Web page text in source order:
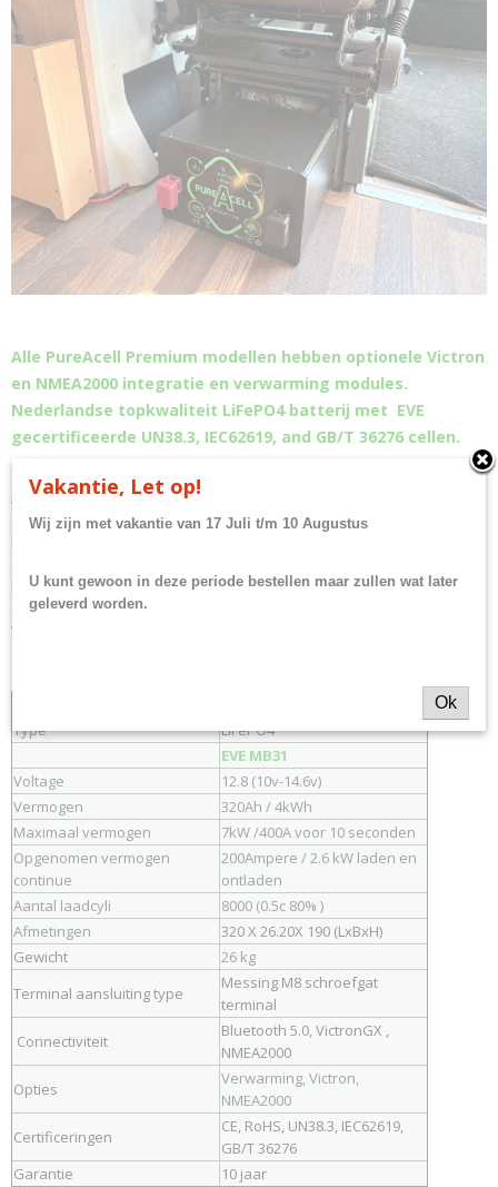
Alle PureAcell Premium modellen hebben optionele Victron
en NMEA2000 integratie en verwarming modules.
Nederlandse topkwaliteit LiFePO4 batterij met EVE
gecertificeerde UN38.3, IEC62619, and GB/T 36276 cellen.
Alle pureAcell packs hebben een uniek druksysteem waardoor de
cellen onder een niet starre druk opereren waarmee we een langere
kunnen worden tijdens vorst.Met de Smart-BMS app of Victron GX
connectie kunt u de gehele toestand van uw pack monitoren. De
Victron communicatie wordt volledig ondersteund dus ook DVCC
Type
LiFePO4
EVE MB31
Voltage
12.8 (10v-14.6v)
Vermogen
320Ah / 4kWh
Maximaal vermogen
7kW /400A voor 10 seconden
Opgenomen vermogen
continue
200Ampere / 2.6 kW laden en
ontladen
Aantal laadcyli
8000 (0.5c 80% )
Afmetingen
320 X 26.20X 190 (LxBxH)
Gewicht
26 kg
Terminal aansluiting type
Messing M8 schroefgat
terminal
Connectiviteit
Bluetooth 5.0, VictronGX ,
NMEA2000
Opties
Verwarming, Victron,
NMEA2000
Certificeringen
CE, RoHS, UN38.3, IEC62619,
GB/T 36276
Garantie
10 jaar
Vakantie, Let op!
Wij zijn met vakantie van 17 Juli t/m 10 Augustus
U kunt gewoon in deze periode bestellen maar zullen wat later
geleverd worden.
Ok